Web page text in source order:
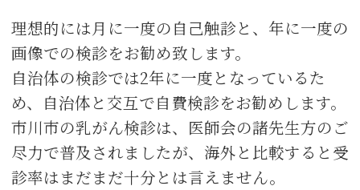
理想的には月に一度の自己触診と、年に一度の
画像での検診をお勧め致します。
自治体の検診では2年に一度となっているた
め、自治体と交互で自費検診をお勧めします。
市川市の乳がん検診は、医師会の諸先生方のご
尽力で普及されましたが、海外と比較すると受
診率はまだまだ十分とは言えません。